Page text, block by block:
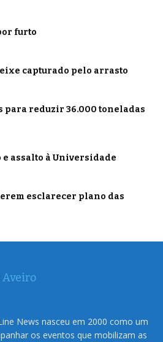
furto
capturado pelo arrasto
para reduzir 36.000 toneladas
assalto à Universidade
esclarecer plano das
News nasceu em 2000 como um
os eventos que mobilizam as